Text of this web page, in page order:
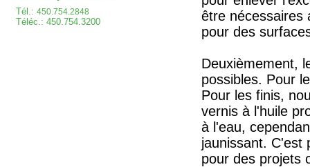
Tél.: 450.754.2848
Téléc.: 450.754.3200
être nécessaires
pour des
Deuxièmement,
possibles. Pour
Pour les finis,
vernis à l'huile
à l'eau,
jaunissant. C'est
pour des projets